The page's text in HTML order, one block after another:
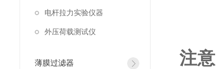
电杆拉力实验仪器
外压荷载测试仪
薄膜过滤器
注